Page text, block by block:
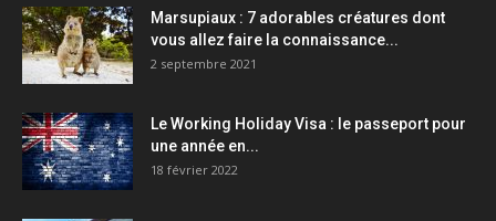
Marsupiaux : 7 adorables créatures dont
vous allez faire la connaissance...
2 septembre 2021
Le Working Holiday Visa : le passeport pour
une année en...
18 février 2022